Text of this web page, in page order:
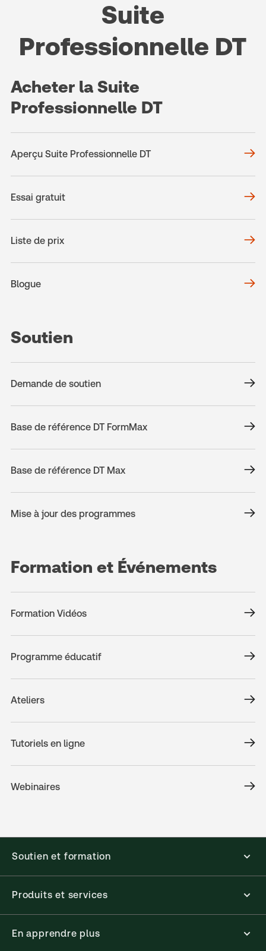
Suite
Professionnelle DT
Acheter la Suite
Professionnelle DT
Aperçu Suite Professionnelle DT
Essai gratuit
Liste de prix
Blogue
Soutien
Demande de soutien
Base de référence DT FormMax
Base de référence DT Max
Mise à jour des programmes
Formation et Événements
Formation Vidéos
Programme éducatif
Ateliers
Tutoriels en ligne
Webinaires
Soutien et formation
Produits et services
En apprendre plus